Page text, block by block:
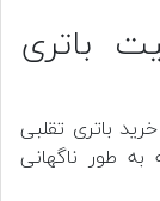
باتری
باتری تقلبی
طور ناگهانی